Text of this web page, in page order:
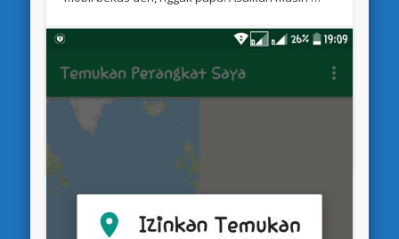
Oktober 27, 2023
Review